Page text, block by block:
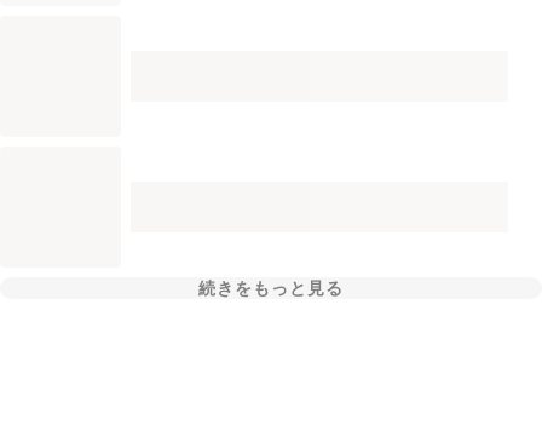
続きをもっと見る